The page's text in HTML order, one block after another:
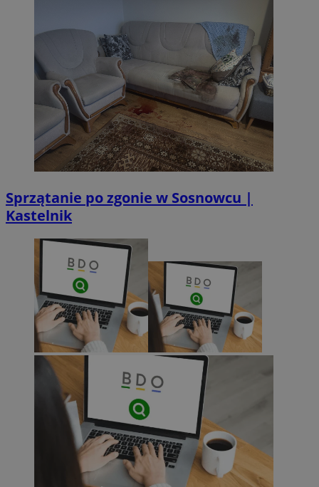
Sprzątanie po zgonie w Sosnowcu |
Kastelnik